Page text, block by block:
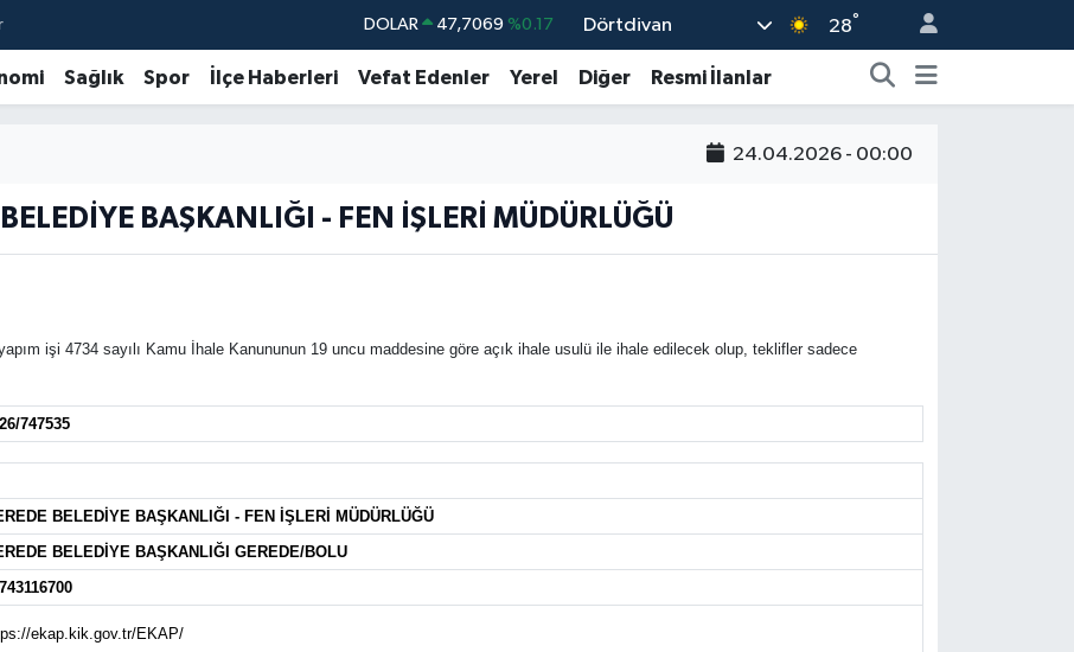
DOLAR 47,7069 %0.17
EURO 55,0265 %0.01
STERLİN 64,1897 %0.02
64.360,53
Dörtdivan 28°
Sağlık Spor İlçe Haberleri Vefat Edenler Yerel Diğer Resmi İlanlar
24.04.2026 - 00:00
BAŞKANLIĞI - FEN İŞLERİ MÜDÜRLÜĞÜ
işi 4734 sayılı Kamu İhale Kanununun 19 uncu maddesine göre açık ihale usulü ile ihale edilecek olup, teklifler sadece
747535
BELEDİYE BAŞKANLIĞI - FEN İŞLERİ MÜDÜRLÜĞÜ
BELEDİYE BAŞKANLIĞI GEREDE/BOLU
ekap.kik.gov.tr/EKAP/